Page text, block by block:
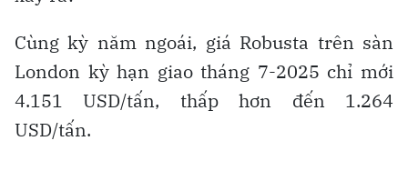
Cùng kỳ năm ngoái, giá Robusta trên sàn
London kỳ hạn giao tháng 7-2025 chỉ mới
4.151 USD/tấn, thấp hơn đến 1.264
USD/tấn.